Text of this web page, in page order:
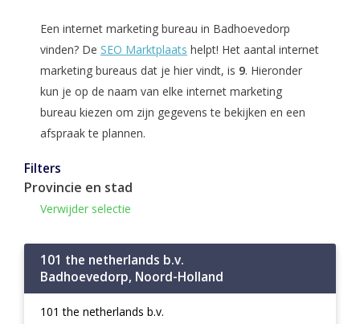
Een internet marketing bureau in Badhoevedorp
vinden? De SEO Marktplaats helpt! Het aantal internet
marketing bureaus dat je hier vindt, is 9. Hieronder
kun je op de naam van elke internet marketing
bureau kiezen om zijn gegevens te bekijken en een
afspraak te plannen.
Filters
Provincie en stad
Verwijder selectie
101 the netherlands b.v.
Badhoevedorp, Noord-Holland
101 the netherlands b.v.